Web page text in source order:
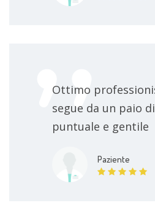
Ottimo
segue da un paio
puntuale e gentile
Paziente